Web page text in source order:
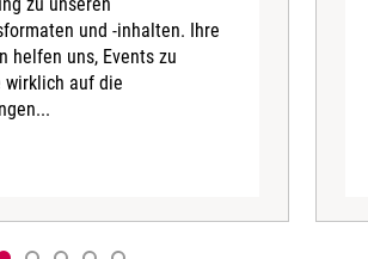
und -inhalten. Ihre
helfen uns, Events zu
wirklich auf die